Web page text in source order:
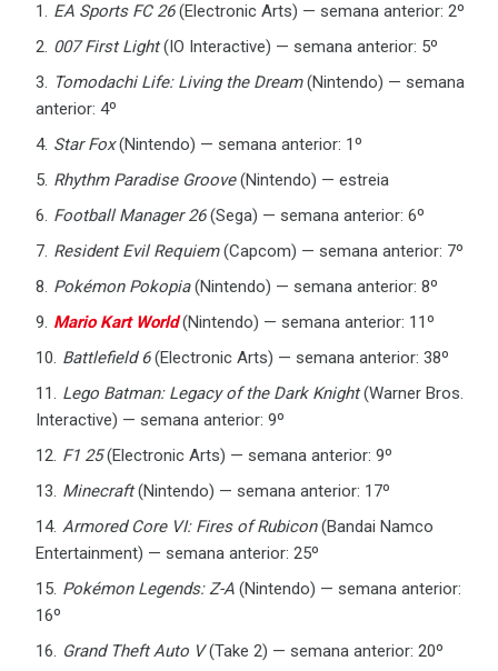
EA Sports FC 26(Electronic Arts) — semana anterior: 2º
007 First Light(IO Interactive) — semana anterior: 5º
Tomodachi Life: Living the Dream(Nintendo) — semana
anterior: 4º
Star Fox(Nintendo) — semana anterior: 1º
Rhythm Paradise Groove(Nintendo) — estreia
Football Manager 26(Sega) — semana anterior: 6º
Resident Evil Requiem(Capcom) — semana anterior: 7º
Pokémon Pokopia(Nintendo) — semana anterior: 8º
Mario Kart World(Nintendo) — semana anterior: 11º
Battlefield 6(Electronic Arts) — semana anterior: 38º
Lego Batman: Legacy of the Dark Knight(Warner Bros.
Interactive) — semana anterior: 9º
F1 25(Electronic Arts) — semana anterior: 9º
Minecraft(Nintendo) — semana anterior: 17º
Armored Core VI: Fires of Rubicon(Bandai Namco
Entertainment) — semana anterior: 25º
Pokémon Legends: Z-A (Nintendo) — semana anterior:
16º
Grand Theft Auto V(Take 2) — semana anterior: 20º